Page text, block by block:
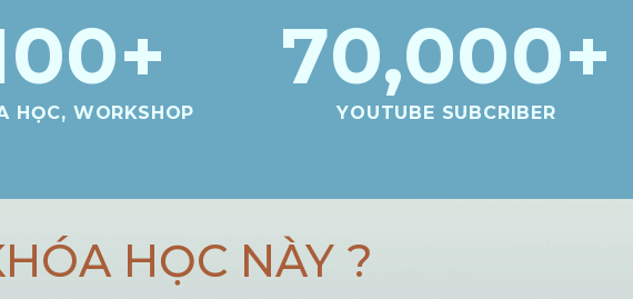
+
HỌC, WORKSHOP
70,000+
YOUTUBE SUBCRIBER
HỌC NÀY ?